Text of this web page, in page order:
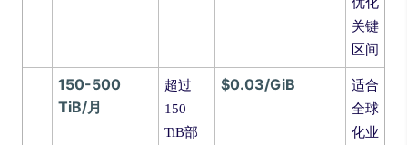
关键
区间
150-500
TiB/月
超过
150
TiB部
$0.03/GiB
适合
全球
化业